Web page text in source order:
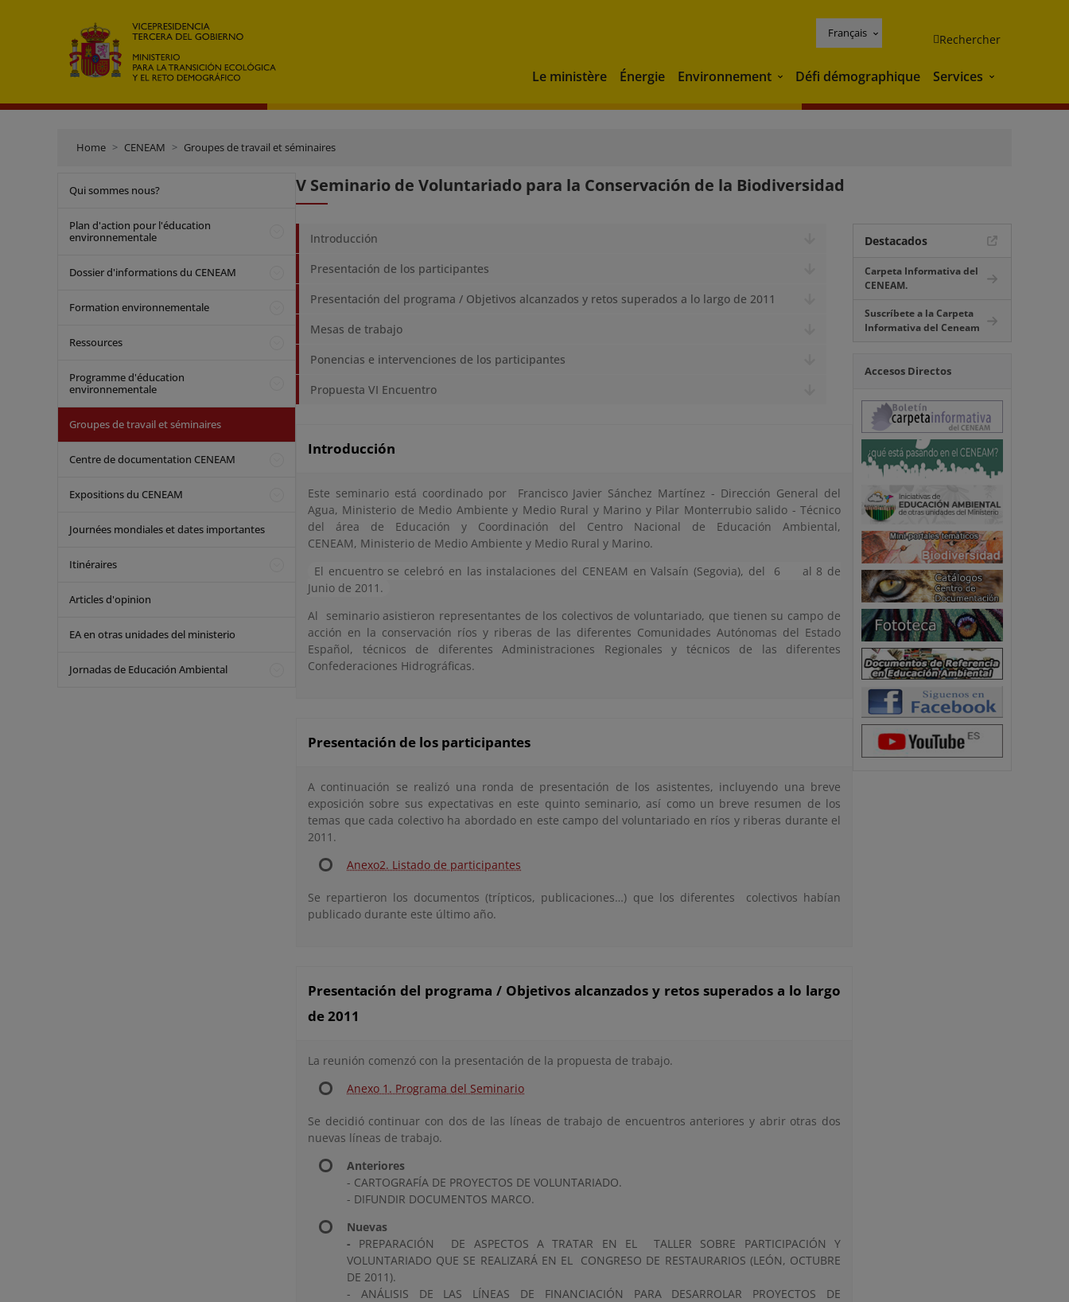
Français Rechercher
Le ministère Énergie Environnement Environnement
Défi démographique Services Services
Home CENEAM Groupes de travail et séminaires
Qui sommes nous?
Plan d'action pour l'éducation
environnementale
Dossier d'informations du CENEAM
Formation environnementale
Ressources
Programme d'éducation
environnementale
Groupes de travail et séminaires
Centre de documentation CENEAM
Expositions du CENEAM
Journées mondiales et dates importantes
Itinéraires
Articles d'opinion
EA en otras unidades del ministerio
Jornadas de Educación Ambiental
V Seminario de Voluntariado para la Conservación de la Biodiversidad
Introducción
Presentación de los participantes
Presentación del programa / Objetivos alcanzados y retos superados a lo largo de 2011
Mesas de trabajo
Ponencias e intervenciones de los participantes
Propuesta VI Encuentro
Introducción
Este seminario está coordinado por Francisco Javier Sánchez Martínez - Dirección General del
Agua, Ministerio de Medio Ambiente y Medio Rural y Marino y Pilar Monterrubio salido - Técnico
del área de Educación y Coordinación del Centro Nacional de Educación Ambiental,
CENEAM, Ministerio de Medio Ambiente y Medio Rural y Marino.
El encuentro se celebró en las instalaciones del CENEAM en Valsaín (Segovia), del 6
al 8 de
Junio de 2011.
Al seminario asistieron representantes de los colectivos de voluntariado, que tienen su campo de
acción en la conservación ríos y riberas de las diferentes Comunidades Autónomas del Estado
Español, técnicos de diferentes Administraciones Regionales y técnicos de las diferentes
Confederaciones Hidrográficas.
Presentación de los participantes
A continuación se realizó una ronda de presentación de los asistentes, incluyendo una breve
exposición sobre sus expectativas en este quinto seminario, así como un breve resumen de los
temas que cada colectivo ha abordado en este campo del voluntariado en ríos y riberas durante el
2011.
Anexo2. Listado de participantes
Se repartieron los documentos (trípticos, publicaciones…) que los diferentes colectivos habían
publicado durante este último año.
Presentación del programa / Objetivos alcanzados y retos superados a lo largo
de 2011
La reunión comenzó con la presentación de la propuesta de trabajo.
Anexo 1. Programa del Seminario
Se decidió continuar con dos de las líneas de trabajo de encuentros anteriores y abrir otras dos
nuevas líneas de trabajo.
Anteriores
- CARTOGRAFÍA DE PROYECTOS DE VOLUNTARIADO.
- DIFUNDIR DOCUMENTOS MARCO.
Nuevas
- PREPARACIÓN DE ASPECTOS A TRATAR EN EL TALLER SOBRE PARTICIPACIÓN Y
VOLUNTARIADO QUE SE REALIZARÁ EN EL CONGRESO DE RESTAURARIOS (LEÓN, OCTUBRE
DE 2011).
- ANÁLISIS DE LAS LÍNEAS DE FINANCIACIÓN PARA DESARROLAR PROYECTOS DE
Destacados
Carpeta Informativa del
CENEAM.
Suscríbete a la Carpeta
Informativa del Ceneam
Accesos Directos